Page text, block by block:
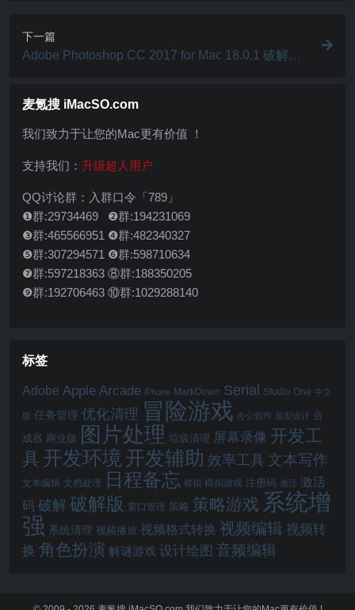
下一篇
Adobe Photoshop CC 2017 for Mac 18.0.1 破解版 -
麦氪搜 iMacSO.com
我们致力于让您的Mac更有价值 ！
支持我们： 升级超人用户
QQ讨论群：入群口令「789」
❶群:29734469 ❷群:194231069
❸群:465566951 ❹群:482340327
❺群:307294571 ❻群:598710634
❼群:597218363 ⑧群:188350205
❾群:192706463 ⑩群:1029288140
标签
Adobe Apple Arcade iPhone MarkDown Serial Studio One 中文
版 任务管理 优化清理 冒险游戏 办公软件 原型设计 合
成器 商业版 图片处理 垃圾清理 屏幕录像 开发工
具 开发环境 开发辅助 效率工具 文本写作
文本编辑 文档处理 日程备忘 模拟 模拟游戏 注册码 激活 激活
码 破解 破解版 窗口管理 策略 策略游戏 系统增
强 系统清理 视频播放 视频格式转换 视频编辑 视频转
换 角色扮演 解谜游戏 设计绘图 音频编辑